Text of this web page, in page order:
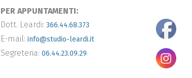
PER APPUNTAMENTI:
Dott. Leardi: 366.44.68.373
E-mail: info@studio-leardi.it
Segreteria: 06.44.23.09.29